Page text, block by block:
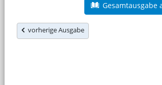
Gesamtausgabe
vorherige Ausgabe